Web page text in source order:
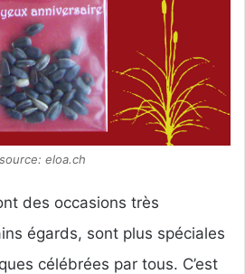
source: eloa.ch
des occasions très
égards, sont plus spéciales
célébrées par tous. C’est